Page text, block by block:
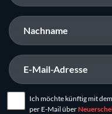
Ich möchte künftig mit
per E-Mail über